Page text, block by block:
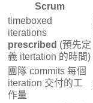
Scrum
timeboxed
iterations
prescribed (預先定
義 itertation 的時間)
團隊 commits 每個
iteration 交付的工
作量